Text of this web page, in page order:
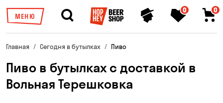
МЕНЮ
0 0
Главная Сегодня в бутылках Пиво
Пиво в бутылках с доставкой в
Вольная Терешковка